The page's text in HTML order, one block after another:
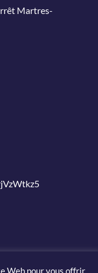
Martres-
Web pour vous offrir